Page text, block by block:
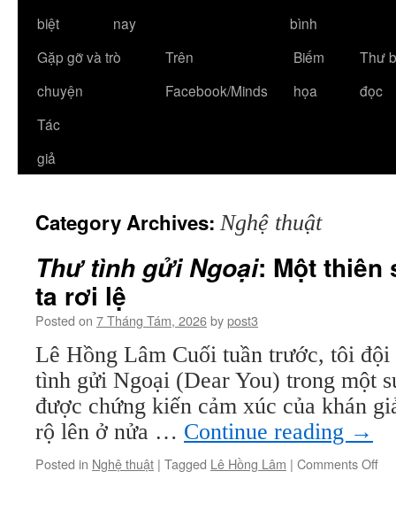
biệt
nay
bình
Gặp gỡ và trò
chuyện
Trên
Facebook/Minds
Biếm
họa
Thư
đọc
Tác
giả
Category Archives: Nghệ thuật
Thư tình gửi Ngoại: Một thiên
ta rơi lệ
Posted on 7 Tháng Tám, 2026bypost3
Lê Hồng Lâm Cuối tuần trước, tôi đội
tình gửi Ngoại (Dear You) trong một
được chứng kiến cảm xúc của khán
rộ lên ở nửa … Continue reading →
Posted in Nghệ thuật | Tagged Lê Hồng Lâm | Comments Offon